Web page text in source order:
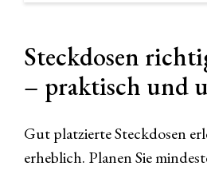
Steckdosen
– praktisch und
Gut platzierte Steckdosen
erheblich. Planen Sie